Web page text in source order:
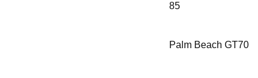
85
Palm Beach GT70